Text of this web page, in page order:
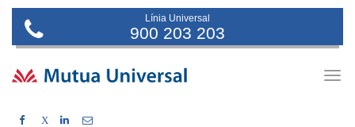
Línia Universal
900 203 203
X